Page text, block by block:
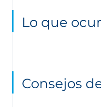
Lo que
Consejos